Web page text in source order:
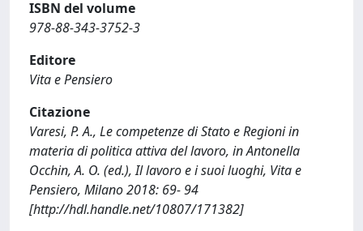
ISBN del volume
978-88-343-3752-3
Editore
Vita e Pensiero
Citazione
Varesi, P. A., Le competenze di Stato e Regioni in
materia di politica attiva del lavoro, in Antonella
Occhin, A. O. (ed.), Il lavoro e i suoi luoghi, Vita e
Pensiero, Milano 2018: 69- 94
[http://hdl.handle.net/10807/171382]